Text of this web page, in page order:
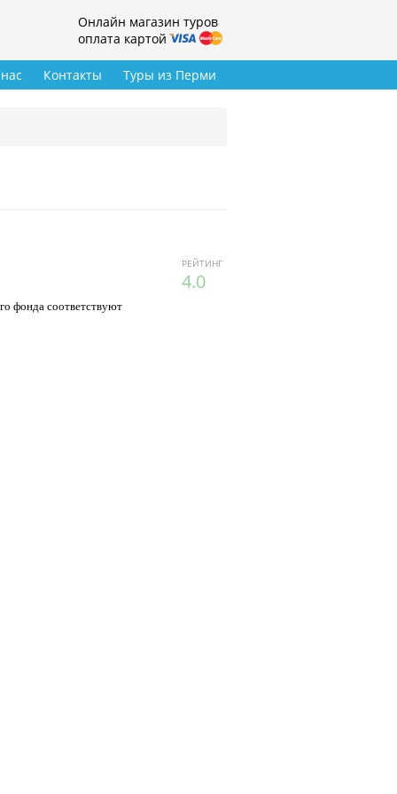
Онлайн магазин туров
оплата картой
Туры из Перми
Контакты
РЕЙТИНГ
4.0
фонда соответствуют